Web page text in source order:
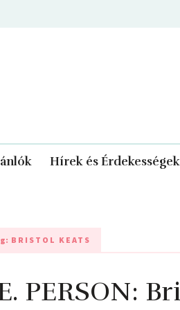
Hírek és Érdekességek
BRISTOL KEATS
PERSON: